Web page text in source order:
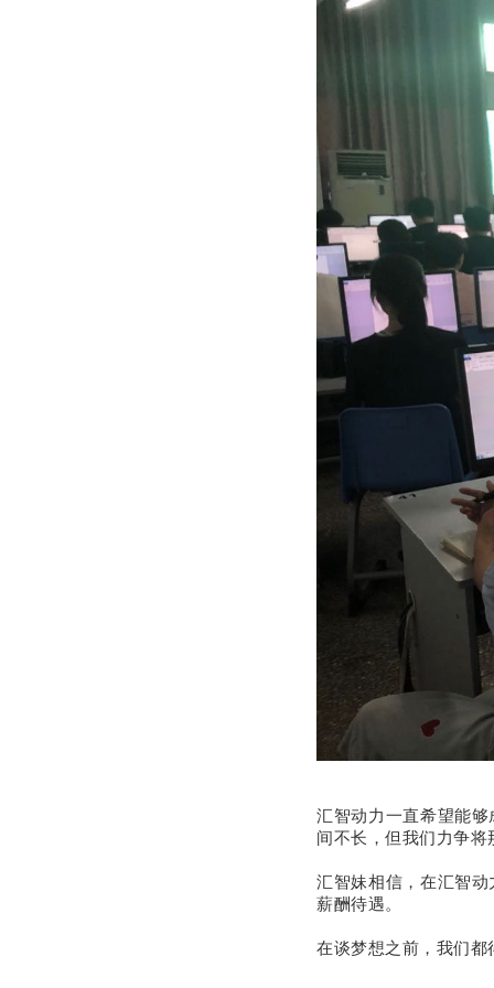
汇智动力一直希望能
间不长，但我们力争将
汇智妹相信，在汇智
薪酬待遇。
在谈梦想之前，我们